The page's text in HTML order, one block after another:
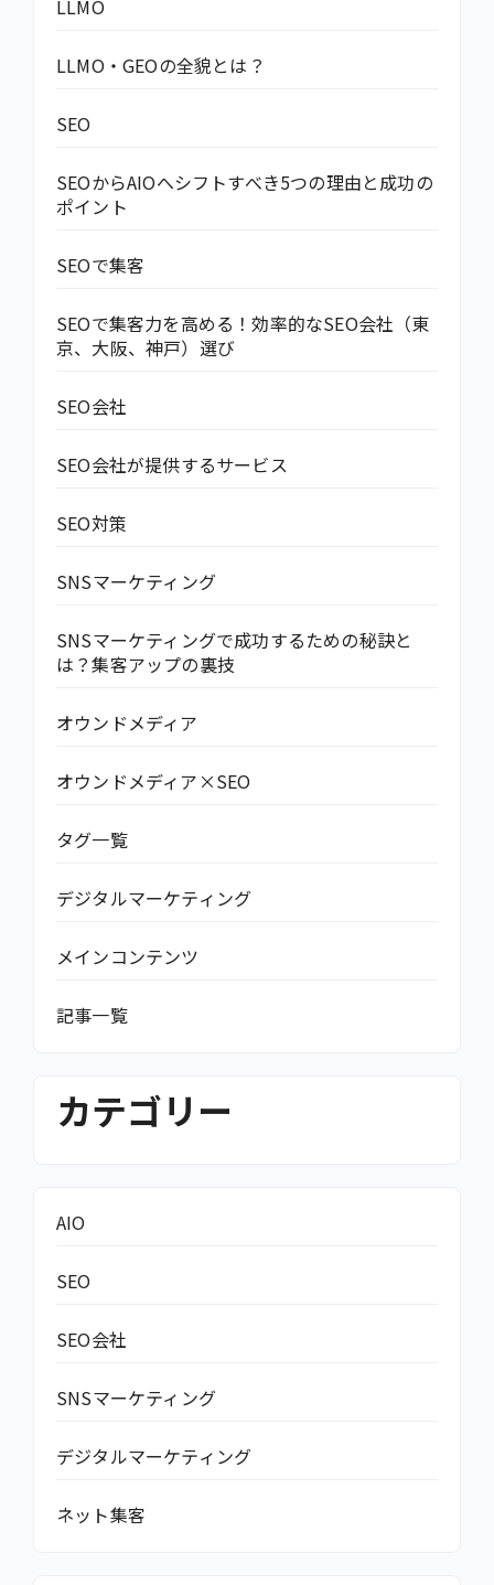
LLMO
LLMO・GEOの全貌とは？
SEO
SEOからAIOへシフトすべき5つの理由と成功の
ポイント
SEOで集客
SEOで集客力を高める！効率的なSEO会社（東
京、大阪、神戸）選び
SEO会社
SEO会社が提供するサービス
SEO対策
SNSマーケティング
SNSマーケティングで成功するための秘訣と
は？集客アップの裏技
オウンドメディア
オウンドメディア×SEO
タグ一覧
デジタルマーケティング
メインコンテンツ
記事一覧
カテゴリー
AIO
SEO
SEO会社
SNSマーケティング
デジタルマーケティング
ネット集客